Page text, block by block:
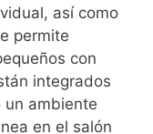
así como
permite
con
integrados
un ambiente
en el salón